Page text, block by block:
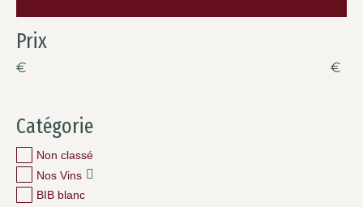
Prix
€ €
Catégorie
Non classé
Nos Vins
BIB blanc